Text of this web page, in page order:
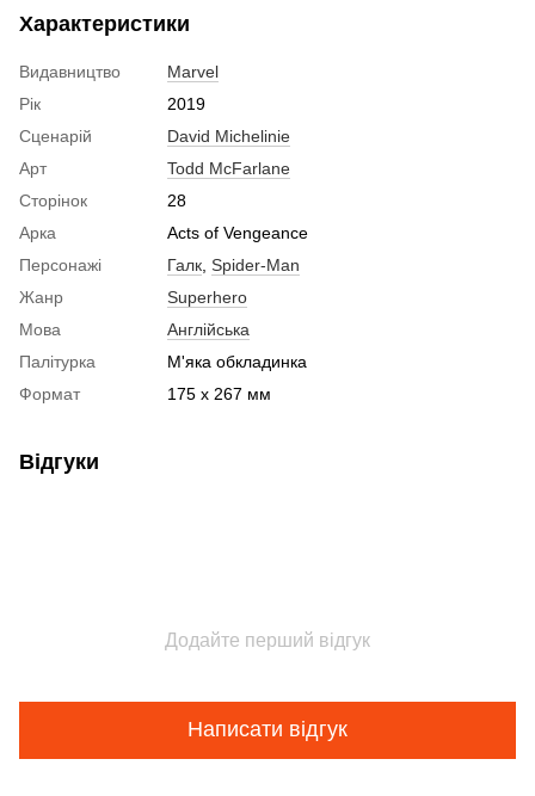
Характеристики
Видавництво
Marvel
Рік
2019
Сценарій
David Michelinie
Арт
Todd McFarlane
Сторінок
28
Арка
Acts of Vengeance
Персонажі
Галк Spider-Man
Жанр
Superhero
Мова
Англійська
Палітурка
М'яка обкладинка
Формат
175 x 267 мм
Відгуки
Додайте перший відгук
Написати відгук